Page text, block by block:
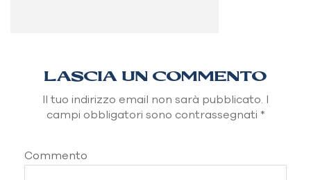
LASCIA UN COMMENTO
Il tuo indirizzo email non sarà pubblicato. I
campi obbligatori sono contrassegnati *
Commento